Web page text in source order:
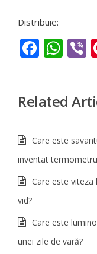
Distribuie:
Related
Care este
inventat
Care este viteza
vid?
Care este
unei zile de vară?